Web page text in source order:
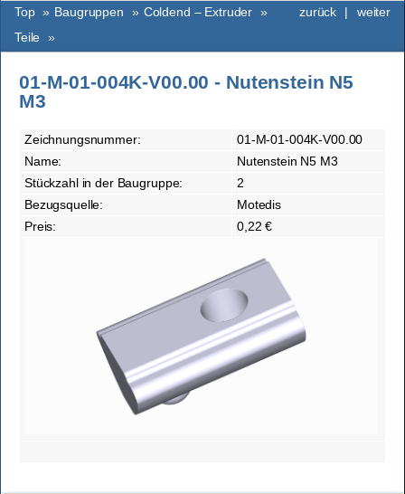
weiter
zurück |
Top » Baugruppen » Coldend – Extruder »
Teile »
01-M-01-004K-V00.00 - Nutenstein N5
M3
Zeichnungsnummer:
01-M-01-004K-V00.00
Name:
Nutenstein N5 M3
Stückzahl in der Baugruppe:
2
Bezugsquelle:
Motedis
Preis:
0,22 €